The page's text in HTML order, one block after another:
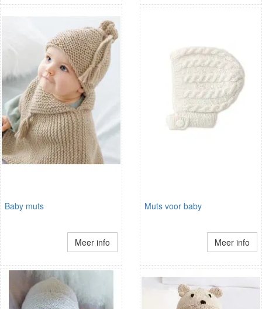
Baby muts
Meer info
Muts voor baby
Meer info